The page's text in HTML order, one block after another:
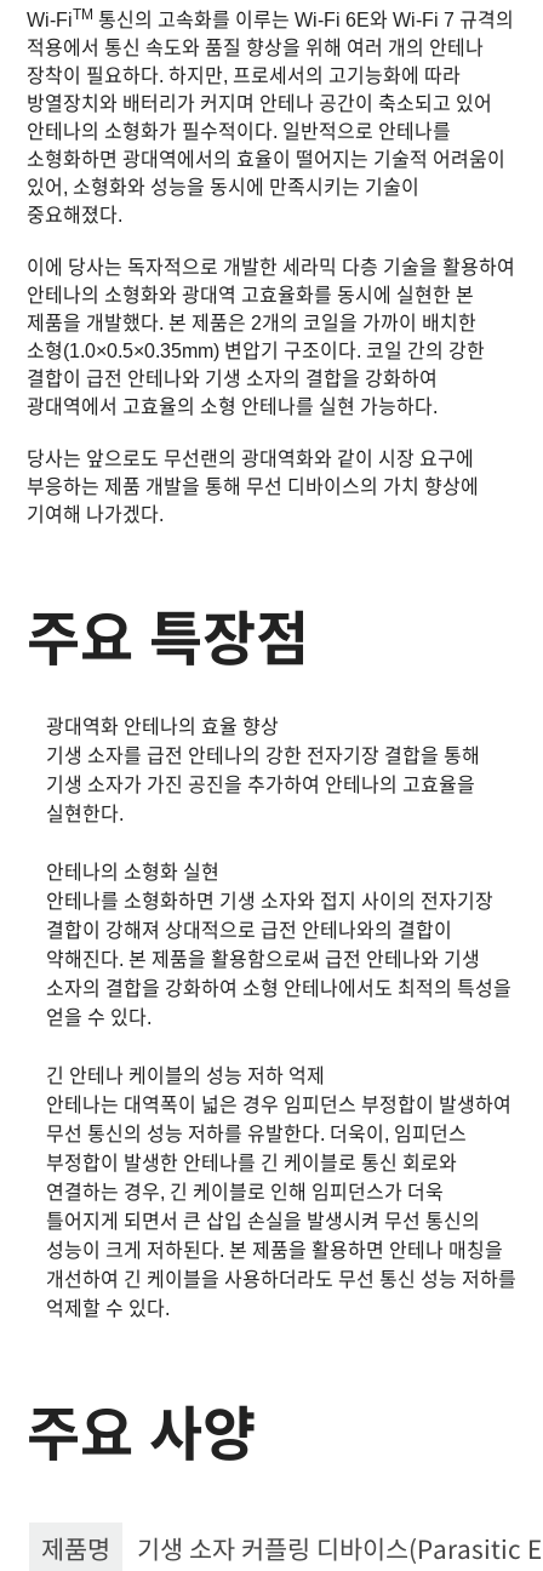
Wi-FiTM 통신의 고속화를 이루는 Wi-Fi 6E와 Wi-Fi 7 규격의
적용에서 통신 속도와 품질 향상을 위해 여러 개의 안테나
장착이 필요하다. 하지만, 프로세서의 고기능화에 따라
방열장치와 배터리가 커지며 안테나 공간이 축소되고 있어
안테나의 소형화가 필수적이다. 일반적으로 안테나를
소형화하면 광대역에서의 효율이 떨어지는 기술적 어려움이
있어, 소형화와 성능을 동시에 만족시키는 기술이
중요해졌다.
이에 당사는 독자적으로 개발한 세라믹 다층 기술을 활용하여
안테나의 소형화와 광대역 고효율화를 동시에 실현한 본
제품을 개발했다. 본 제품은 2개의 코일을 가까이 배치한
소형(1.0×0.5×0.35mm) 변압기 구조이다. 코일 간의 강한
결합이 급전 안테나와 기생 소자의 결합을 강화하여
광대역에서 고효율의 소형 안테나를 실현 가능하다.
당사는 앞으로도 무선랜의 광대역화와 같이 시장 요구에
부응하는 제품 개발을 통해 무선 디바이스의 가치 향상에
기여해 나가겠다.
주요 특장점
광대역화 안테나의 효율 향상
기생 소자를 급전 안테나의 강한 전자기장 결합을 통해
기생 소자가 가진 공진을 추가하여 안테나의 고효율을
실현한다.
안테나의 소형화 실현
안테나를 소형화하면 기생 소자와 접지 사이의 전자기장
결합이 강해져 상대적으로 급전 안테나와의 결합이
약해진다. 본 제품을 활용함으로써 급전 안테나와 기생
소자의 결합을 강화하여 소형 안테나에서도 최적의 특성을
얻을 수 있다.
긴 안테나 케이블의 성능 저하 억제
안테나는 대역폭이 넓은 경우 임피던스 부정합이 발생하여
무선 통신의 성능 저하를 유발한다. 더욱이, 임피던스
부정합이 발생한 안테나를 긴 케이블로 통신 회로와
연결하는 경우, 긴 케이블로 인해 임피던스가 더욱
틀어지게 되면서 큰 삽입 손실을 발생시켜 무선 통신의
성능이 크게 저하된다. 본 제품을 활용하면 안테나 매칭을
개선하여 긴 케이블을 사용하더라도 무선 통신 성능 저하를
억제할 수 있다.
주요 사양
제품명
기생 소자 커플링 디바이스